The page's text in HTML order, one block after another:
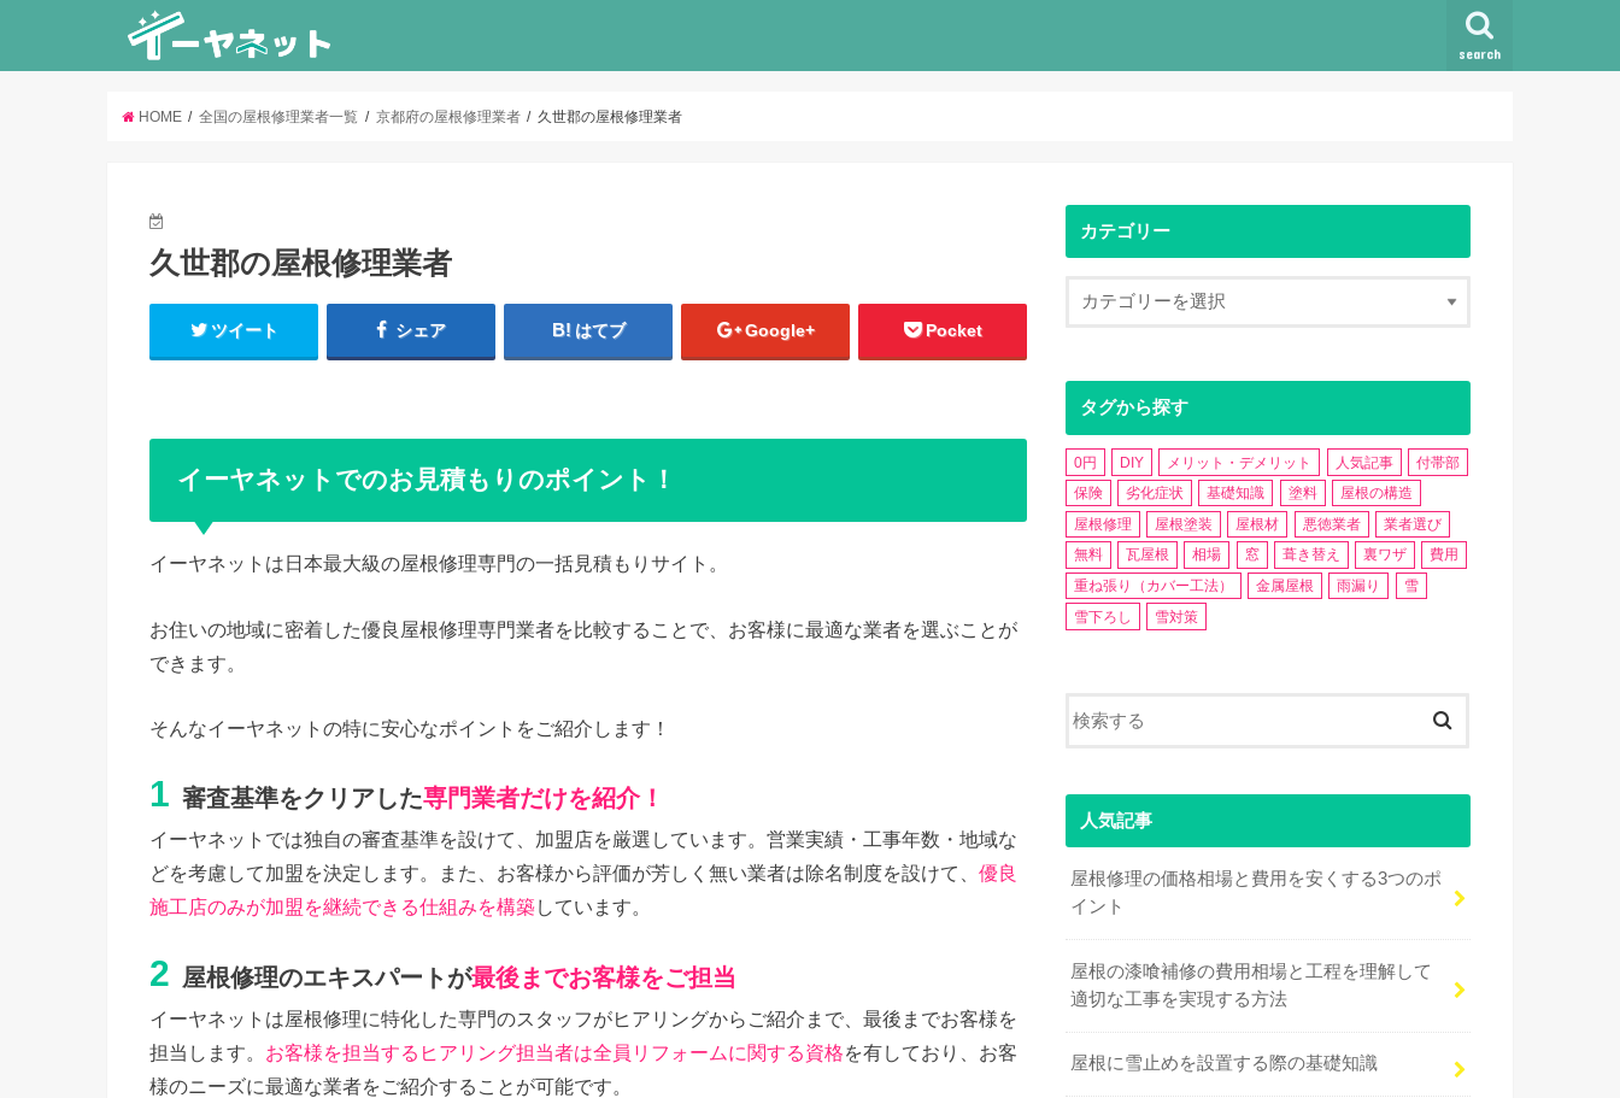
search
HOME 全国の屋根修理業者一覧 京都府の屋根修理業者 久世郡の屋根修理業者
久世郡の屋根修理業者
ツイート シェア はてブ Google+ Pocket
イーヤネットでのお見積もりのポイント！
イーヤネットは日本最大級の屋根修理専門の一括見積もりサイト。
お住いの地域に密着した優良屋根修理専門業者を比較することで、お客様に最適な業者を選ぶことが
できます。
そんなイーヤネットの特に安心なポイントをご紹介します！
1 審査基準をクリアした専門業者だけを紹介！
イーヤネットでは独自の審査基準を設けて、加盟店を厳選しています。営業実績・工事年数・地域な
どを考慮して加盟を決定します。また、お客様から評価が芳しく無い業者は除名制度を設けて、 優良
施工店のみが加盟を継続できる仕組みを構築しています。
2 屋根修理のエキスパートが最後までお客様をご担当
イーヤネットは屋根修理に特化した専門のスタッフがヒアリングからご紹介まで、最後までお客様を
担当します。 お客様を担当するヒアリング担当者は全員リフォームに関する資格を有しており、お客
様のニーズに最適な業者をご紹介することが可能です。
カテゴリー
タグから探す
0円 DIY メリット・デメリット 人気記事
付帯部
保険
劣化症状 基礎知識 塗料
屋根の構造
屋根修理
屋根塗装 屋根材 悪徳業者
業者選び
無料
瓦屋根 相場 窓 葺き替え 裏ワザ
費用
重ね張り（カバー工法）
金属屋根 雨漏り
雪
雪下ろし
雪対策
人気記事
屋根修理の価格相場と費用を安くする3つのポ
イント
屋根の漆喰補修の費用相場と工程を理解して
適切な工事を実現する方法
屋根に雪止めを設置する際の基礎知識